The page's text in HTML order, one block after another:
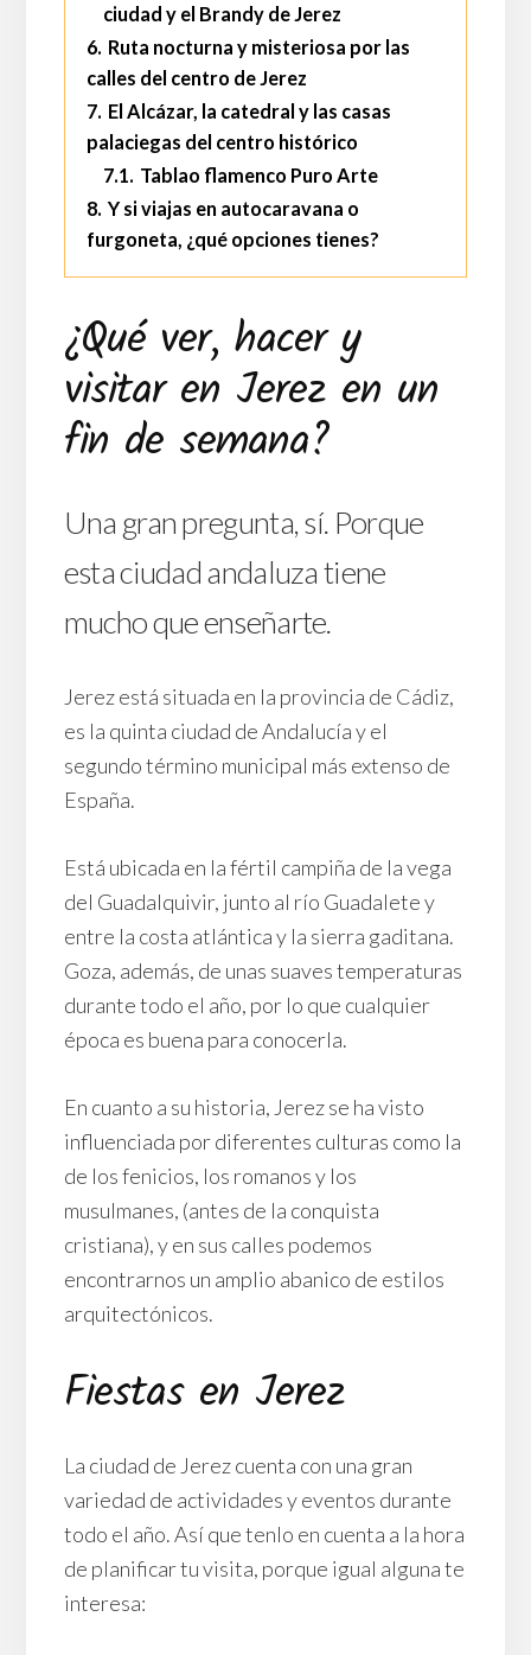
ciudad y el Brandy de Jerez
6. Ruta nocturna y misteriosa por las
calles del centro de Jerez
7. El Alcázar, la catedral y las casas
palaciegas del centro histórico
7.1. Tablao flamenco Puro Arte
8. Y si viajas en autocaravana o
furgoneta, ¿qué opciones tienes?
¿Qué ver, hacer y
visitar en Jerez en un
fin de semana?
Una gran pregunta, sí. Porque
esta ciudad andaluza tiene
mucho que enseñarte.
Jerez está situada en la provincia de Cádiz,
es la quinta ciudad de Andalucía y el
segundo término municipal más extenso de
España.
Está ubicada en la fértil campiña de la vega
del Guadalquivir, junto al río Guadalete y
entre la costa atlántica y la sierra gaditana.
Goza, además, de unas suaves temperaturas
durante todo el año, por lo que cualquier
época es buena para conocerla.
En cuanto a su historia, Jerez se ha visto
influenciada por diferentes culturas como la
de los fenicios, los romanos y los
musulmanes, (antes de la conquista
cristiana), y en sus calles podemos
encontrarnos un amplio abanico de estilos
arquitectónicos.
Fiestas en Jerez
La ciudad de Jerez cuenta con una gran
variedad de actividades y eventos durante
todo el año. Así que tenlo en cuenta a la hora
de planificar tu visita, porque igual alguna te
interesa: